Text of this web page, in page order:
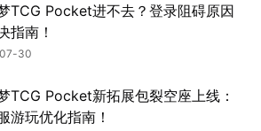
TCG Pocket进不去？登录阻碍原因
指南！
30
TCG Pocket新拓展包裂空座上线：
游玩优化指南！